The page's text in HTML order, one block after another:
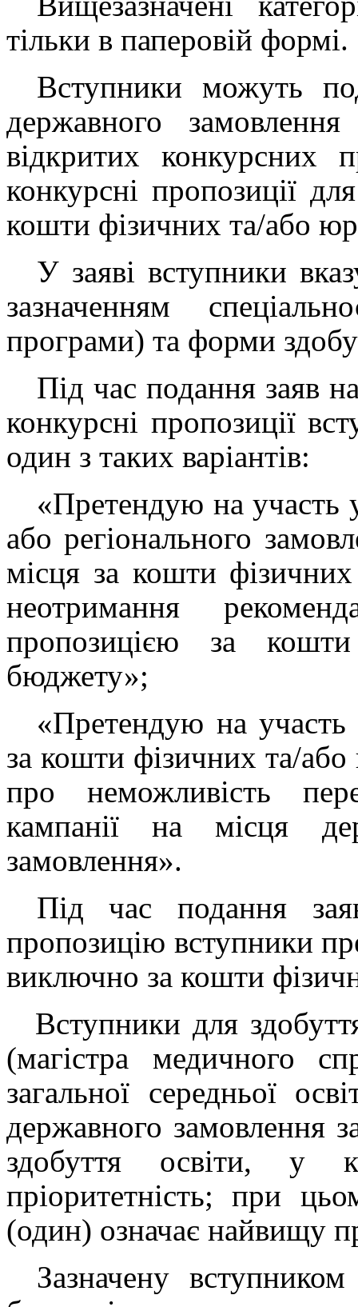
тільки в паперовій формі.
Вступники можуть
державного
відкритих конкурсних
конкурсні пропозиції
кошти фізичних та/або
У заяві вступники
зазначенням
програми) та форми
Під час подання заяв
конкурсні пропозиції
один з таких варіантів:
«Претендую на участь
або регіонального
місця за кошти
неотримання
пропозицією за
бюджету»;
«Претендую на
за кошти фізичних та/
про неможливість
кампанії на місця
замовлення».
Під час подання
пропозицію вступники
виключно за кошти
Вступники для
(магістра медичного
загальної середньої
державного замовлення
здобуття освіти, у
пріоритетність; при
(один) означає найвищу
Зазначену